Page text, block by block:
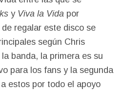
y Viva la Vida por
regalar este disco se
según Chris
banda, la primera es su
para los fans y la segunda
estos por todo el apoyo